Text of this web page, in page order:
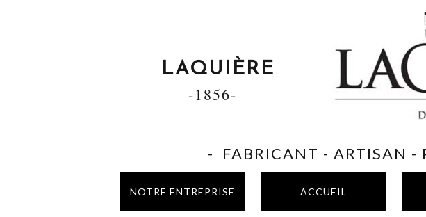
LAQUIÈRE
-1856-
- FABRICANT - ARTISAN -
NOTRE ENTREPRISE ACCUEIL